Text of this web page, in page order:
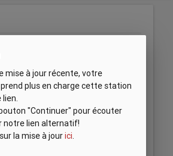
mise à jour récente, votre
plus en charge cette station
lien.
"Continuer" pour écouter
notre lien alternatif!
la mise à jourici.